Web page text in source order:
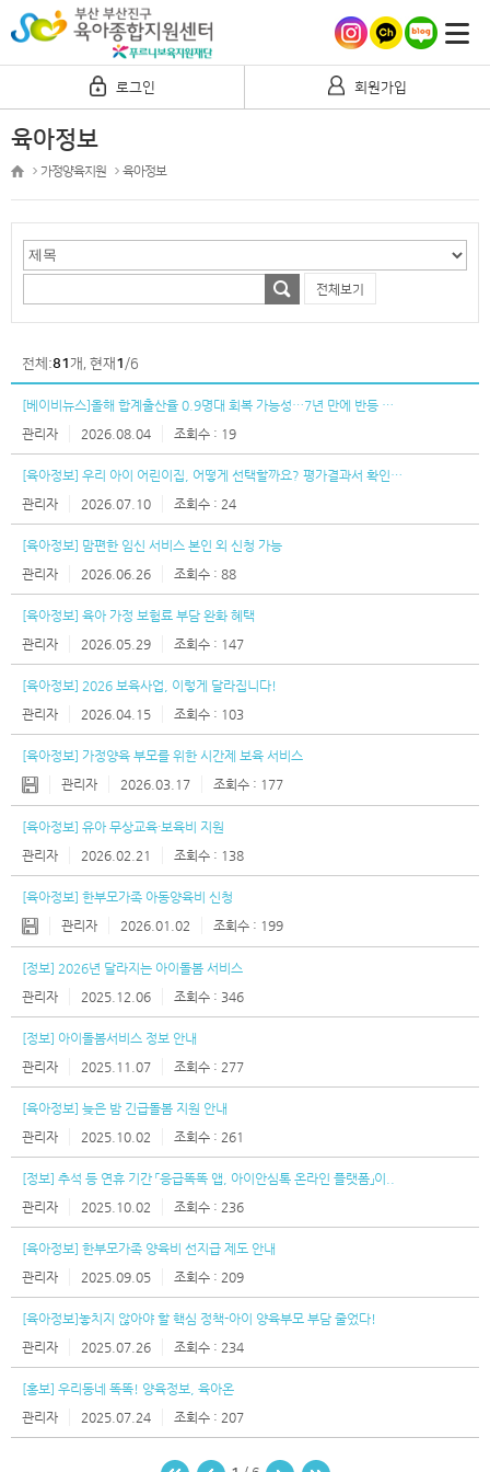
로그인 회원가입
육아정보
가정양육지원 육아정보
전체보기
전체:81 개, 현재 1 /6
호
첨
부
이
등
조
회
수
[베이비뉴스]올해 합계출산율 0.9명대 회복 가능성…7년 만에 반등 기대..
관리자
2026.08.04 19
[육아정보] 우리 아이 어린이집, 어떻게 선택할까요? 평가결과서 확인하..
관리자
2026.07.10 24
[육아정보] 맘편한 임신 서비스 본인 외 신청 가능
관리자
2026.06.26 88
[육아정보] 육아 가정 보험료 부담 완화 혜택
관리자
2026.05.29 147
[육아정보] 2026 보육사업, 이렇게 달라집니다!
관리자
2026.04.15 103
[육아정보] 가정양육 부모를 위한 시간제 보육 서비스
관리자
2026.03.17 177
[육아정보] 유아 무상교육·보육비 지원
관리자
2026.02.21 138
[육아정보] 한부모가족 아동양육비 신청
관리자
2026.01.02 199
[정보] 2026년 달라지는 아이돌봄 서비스
관리자
2025.12.06 346
[정보] 아이돌봄서비스 정보 안내
관리자
2025.11.07 277
[육아정보] 늦은 밤 긴급돌봄 지원 안내
관리자
2025.10.02 261
[정보] 추석 등 연휴 기간 「응급똑똑 앱, 아이안심톡 온라인 플랫폼」이..
관리자
2025.10.02 236
[육아정보] 한부모가족 양육비 선지급 제도 안내
관리자
2025.09.05 209
[육아정보]놓치지 않아야 할 핵심 정책-아이 양육부모 부담 줄었다!
관리자
2025.07.26 234
[홍보] 우리동네 똑똑! 양육정보, 육아온
관리자
2025.07.24 207